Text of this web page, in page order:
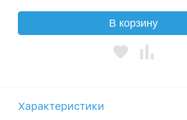
В корзину
Характеристики